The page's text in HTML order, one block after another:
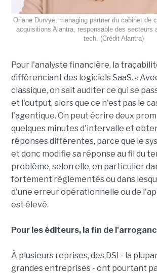
Oriane Durvye, managing partner du cabinet de
acquisitions Alantra, responsable des secteurs
tech. (Crédit Alantra)
Pour l'analyste financière, la
différenciant des logiciels SaaS. «
classique, on sait auditer ce qui se
et l'output, alors que ce n'est pas le
l'agentique. On peut écrire deux
quelques minutes d'intervalle et
réponses différentes, parce que le
et donc modifie sa réponse au fil du
problème, selon elle, en particulier
fortement réglementés ou dans
d'une erreur opérationnelle ou de
est élevé.
Pour les éditeurs, la fin de
À plusieurs reprises, des DSI - la
grandes entreprises - ont pourtant